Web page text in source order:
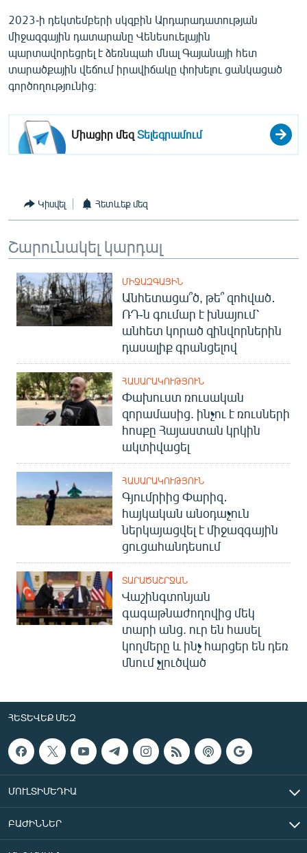
2023-ի դեկտեմբերի սկզբին Արդարադատության
միջազգային դատարանը Վենեսուելային
պարտավորեցրել է ձեռնպահ մնալ Գայանայի հետ
տարածքային վեճում իրավիճակը փոխելու ցանկացած
գործողությունից։
Միացիր մեզՏելեգրամում
Կիսվել Հետևեք մեզ
Շարունակել կարդալ
ՄԻՋԱԶԳԱՅԻՆ
Անհետացա՞ծ, թե՞ զոհված․
ՌԴ-ն գումար է խնայում՝
անհետ կորած զինվորներին
դասալիք գրանցելով
ՀԱՍԱՐԱԿՈՒԹՅՈՒՆ
Փախուստ ռուսական
զորամասից. ինչու է ռուսների
հոսքը Հայաստան կրկին
ակտիվացել
ՀԱՍԱՐԱԿՈՒԹՅՈՒՆ
Գյումրիից Փարիզ․
հայկական անօդաչուն
ներկայացվել է միջազգային
ցուցահանդեսում
ՏԱՐԱԾԱՇՐՋԱՆ
Վաշինգտոնյան
գագաթնաժողովից մեկ
տարի անց. ուր են հասել
կողմերը և ինչ հարցեր են դեռ
մնում չլուծված
ՀԵՏԵՎԵՔ ՄԵԶ
ՄՈՒԼՏԻՄԵԴԻԱ
ԲԱԺԻՆՆԵՐ